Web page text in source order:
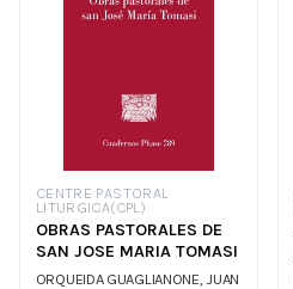
CENTRE PASTORAL
LITURGICA(CPL)
OBRAS PASTORALES DE
SAN JOSE MARIA TOMASI
ORQUEIDA GUAGLIANONE, JUAN